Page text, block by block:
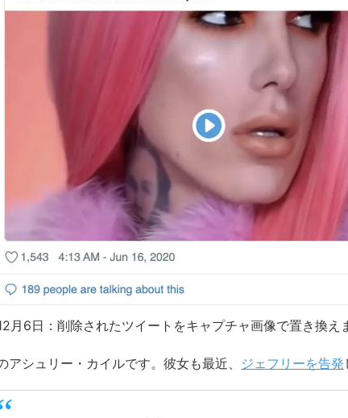
月6日：削除されたツイートをキャプチャ画像で置き換え
アシュリー・カイルです。彼女も最近、 ジェフリーを告発